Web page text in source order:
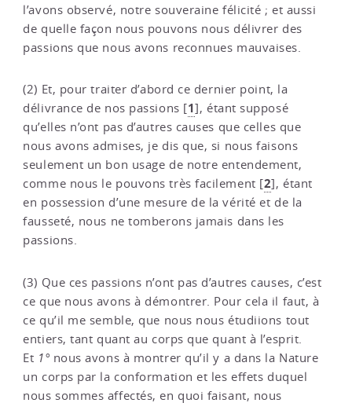
l’avons observé, notre souveraine félicité ; et aussi
de quelle façon nous pouvons nous délivrer des
passions que nous avons reconnues mauvaises.
(2) Et, pour traiter d’abord ce dernier point, la
délivrance de nos passions [1], étant supposé
qu’elles n’ont pas d’autres causes que celles que
nous avons admises, je dis que, si nous faisons
seulement un bon usage de notre entendement,
comme nous le pouvons très facilement [2], étant
en possession d’une mesure de la vérité et de la
fausseté, nous ne tomberons jamais dans les
passions.
(3) Que ces passions n’ont pas d’autres causes, c’est
ce que nous avons à démontrer. Pour cela il faut, à
ce qu’il me semble, que nous nous étudiions tout
entiers, tant quant au corps que quant à l’esprit.
Et 1° nous avons à montrer qu’il y a dans la Nature
un corps par la conformation et les effets duquel
nous sommes affectés, en quoi faisant, nous